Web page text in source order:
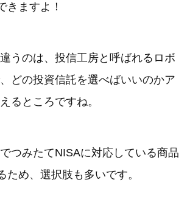
きますよ！
うのは、投信工房と呼ばれるロボ
どの投資信託を選べばいいのかア
るところですね。
つみたてNISAに対応している商品
ため、選択肢も多いです。